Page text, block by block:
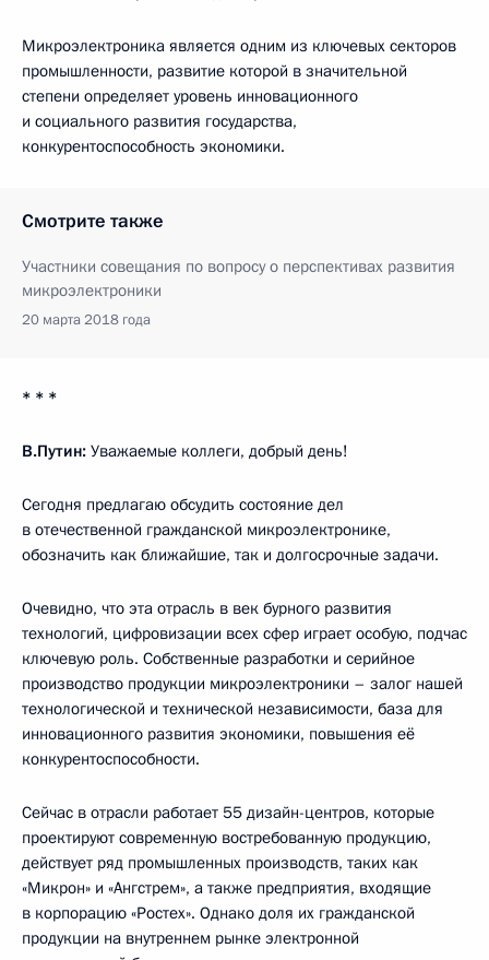
Микроэлектроника является одним из ключевых секторов
промышленности, развитие которой в значительной
степени определяет уровень инновационного
и социального развития государства,
конкурентоспособность экономики.
Смотрите также
Участники совещания по вопросу о перспективах развития
микроэлектроники
20 марта 2018 года
* * *
В.Путин: Уважаемые коллеги, добрый день!
Сегодня предлагаю обсудить состояние дел
в отечественной гражданской микроэлектронике,
обозначить как ближайшие, так и долгосрочные задачи.
Очевидно, что эта отрасль в век бурного развития
технологий, цифровизации всех сфер играет особую, подчас
ключевую роль. Собственные разработки и серийное
производство продукции микроэлектроники – залог нашей
технологической и технической независимости, база для
инновационного развития экономики, повышения её
конкурентоспособности.
Сейчас в отрасли работает 55 дизайн-центров, которые
проектируют современную востребованную продукцию,
действует ряд промышленных производств, таких как
«Микрон» и «Ангстрем», а также предприятия, входящие
в корпорацию «Ростех». Однако доля их гражданской
продукции на внутреннем рынке электронной